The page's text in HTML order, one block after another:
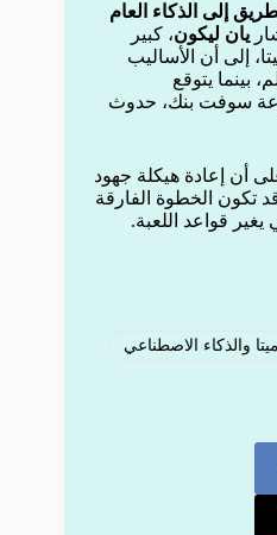
إلى الذكاء العام
يان ليكون، كبير
إلى أن الأساليب
بينما يتوقع
سوفت بنك، حدوث
أن إعادة هيكلة جهود
تكون الخطوة الفارقة
قواعد اللعبة.
والذكاء الاصطناعي